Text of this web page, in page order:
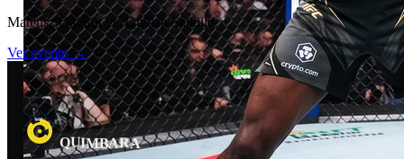
Mateusz Gamrot vs. Quillan Salkilld
Ver evento →
QUIMBARA